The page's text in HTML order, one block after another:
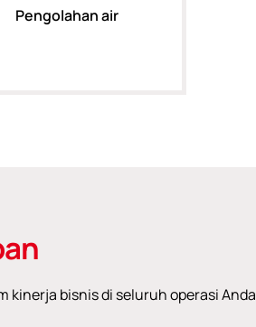
Pengolahan air
bisnis di seluruh operasi Anda